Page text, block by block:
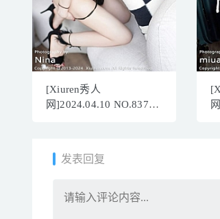
[Xiuren秀人
网]2024.04.10 NO.8370
发表回复